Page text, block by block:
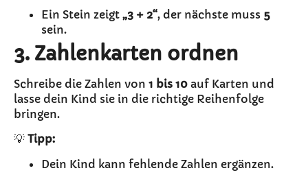
Ein Stein zeigt „3 + 2“, der nächste muss 5
sein.
3. Zahlenkarten ordnen
Schreibe die Zahlen von 1 bis 10 auf Karten und
lasse dein Kind sie in die richtige Reihenfolge
bringen.
💡 Tipp:
Dein Kind kann fehlende Zahlen ergänzen.